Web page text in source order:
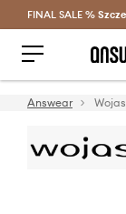
FINAL SALE %
Answear Wojas